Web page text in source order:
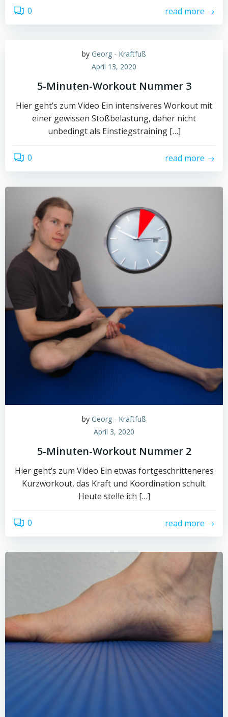
0 read more
by Georg - Kraftfuß
April 13, 2020
5-Minuten-Workout Nummer 3
Hier geht’s zum Video Ein intensiveres Workout mit
einer gewissen Stoßbelastung, daher nicht
unbedingt als Einstiegstraining […]
0 read more
by Georg - Kraftfuß
April 3, 2020
5-Minuten-Workout Nummer 2
Hier geht’s zum Video Ein etwas fortgeschritteneres
Kurzworkout, das Kraft und Koordination schult.
Heute stelle ich […]
0 read more